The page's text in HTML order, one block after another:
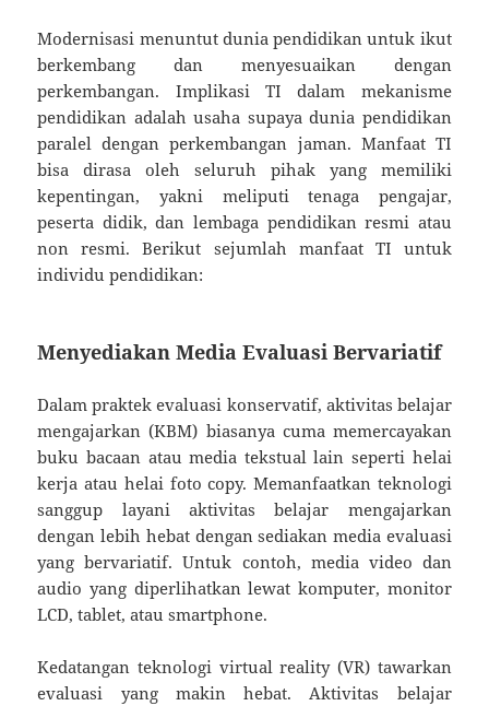
Modernisasi menuntut dunia pendidikan untuk ikut
berkembang dan menyesuaikan dengan
perkembangan. Implikasi TI dalam mekanisme
pendidikan adalah usaha supaya dunia pendidikan
paralel dengan perkembangan jaman. Manfaat TI
bisa dirasa oleh seluruh pihak yang memiliki
kepentingan, yakni meliputi tenaga pengajar,
peserta didik, dan lembaga pendidikan resmi atau
non resmi. Berikut sejumlah manfaat TI untuk
individu pendidikan:
Menyediakan Media Evaluasi Bervariatif
Dalam praktek evaluasi konservatif, aktivitas belajar
mengajarkan (KBM) biasanya cuma memercayakan
buku bacaan atau media tekstual lain seperti helai
kerja atau helai foto copy. Memanfaatkan teknologi
sanggup layani aktivitas belajar mengajarkan
dengan lebih hebat dengan sediakan media evaluasi
yang bervariatif. Untuk contoh, media video dan
audio yang diperlihatkan lewat komputer, monitor
LCD, tablet, atau smartphone.
Kedatangan teknologi virtual reality (VR) tawarkan
evaluasi yang makin hebat. Aktivitas belajar